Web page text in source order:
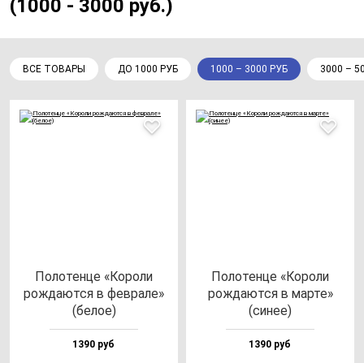
(1000 - 3000 руб.)
ВСЕ ТОВАРЫ ДО 1000 РУБ 1000 – 3000 РУБ 3000 –
Поло­тен­це «Коро­ли
рож­да­ют­ся в фев­ра­ле»
(бе­лое)
1390 руб
Поло­тен­це «Коро­ли
рож­да­ют­ся в мар­те»
(си­нее)
1390 руб